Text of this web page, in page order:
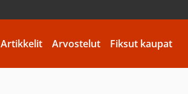
Artikkelit Arvostelut Fiksut kaupat